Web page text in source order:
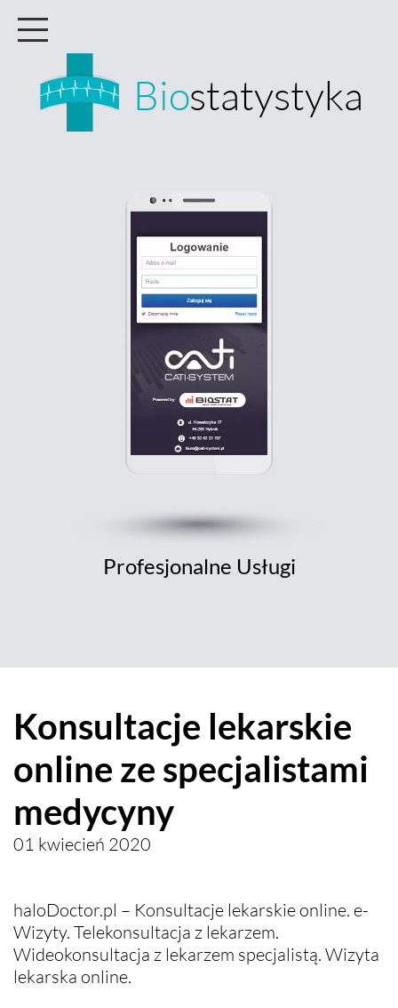
Biostatystyka
Profesjonalne Usługi
Konsultacje lekarskie
online ze specjalistami
medycyny
01 kwiecień 2020
haloDoctor.pl – Konsultacje lekarskie online. e-
Wizyty. Telekonsultacja z lekarzem.
Wideokonsultacja z lekarzem specjalistą. Wizyta
lekarska online.